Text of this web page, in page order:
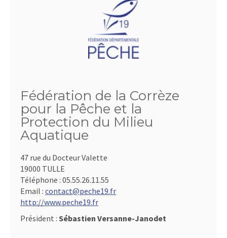
Fédération de la Corrèze
pour la Pêche et la
Protection du Milieu
Aquatique
47 rue du Docteur Valette
19000 TULLE
Téléphone : 05.55.26.11.55
Email : contact@peche19.fr
http://www.peche19.fr
Président : Sébastien Versanne-Janodet